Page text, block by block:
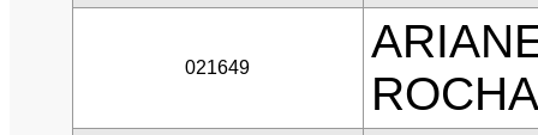
021649
ROCHA